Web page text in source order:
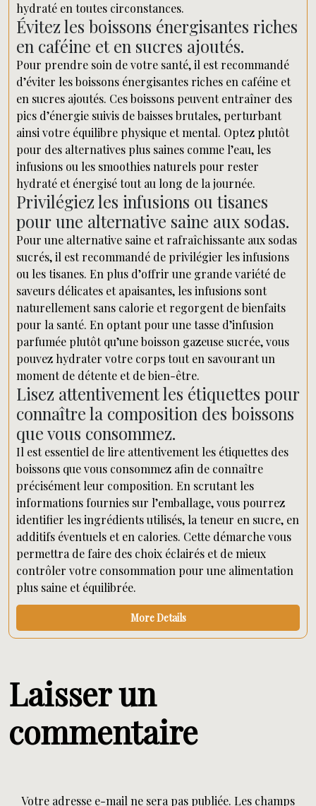
hydraté en toutes circonstances.
Évitez les boissons énergisantes riches
en caféine et en sucres ajoutés.
Pour prendre soin de votre santé, il est recommandé
d’éviter les boissons énergisantes riches en caféine et
en sucres ajoutés. Ces boissons peuvent entraîner des
pics d’énergie suivis de baisses brutales, perturbant
ainsi votre équilibre physique et mental. Optez plutôt
pour des alternatives plus saines comme l’eau, les
infusions ou les smoothies naturels pour rester
hydraté et énergisé tout au long de la journée.
Privilégiez les infusions ou tisanes
pour une alternative saine aux sodas.
Pour une alternative saine et rafraîchissante aux sodas
sucrés, il est recommandé de privilégier les infusions
ou les tisanes. En plus d’offrir une grande variété de
saveurs délicates et apaisantes, les infusions sont
naturellement sans calorie et regorgent de bienfaits
pour la santé. En optant pour une tasse d’infusion
parfumée plutôt qu’une boisson gazeuse sucrée, vous
pouvez hydrater votre corps tout en savourant un
moment de détente et de bien-être.
Lisez attentivement les étiquettes pour
connaître la composition des boissons
que vous consommez.
Il est essentiel de lire attentivement les étiquettes des
boissons que vous consommez afin de connaître
précisément leur composition. En scrutant les
informations fournies sur l’emballage, vous pourrez
identifier les ingrédients utilisés, la teneur en sucre, en
additifs éventuels et en calories. Cette démarche vous
permettra de faire des choix éclairés et de mieux
contrôler votre consommation pour une alimentation
plus saine et équilibrée.
More Details
Laisser un
commentaire
Votre adresse e-mail ne sera pas publiée. Les champs